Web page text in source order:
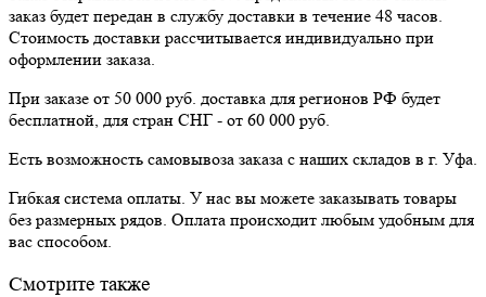
заказ будет передан в службу доставки в течение 48 часов.
Стоимость доставки рассчитывается индивидуально при
оформлении заказа.
При заказе от 50 000 руб. доставка для регионов РФ будет
бесплатной, для стран СНГ - от 60 000 руб.
Есть возможность самовывоза заказа с наших складов в г. Уфа.
Гибкая система оплаты. У нас вы можете заказывать товары
без размерных рядов. Оплата происходит любым удобным для
вас способом.
Смотрите также